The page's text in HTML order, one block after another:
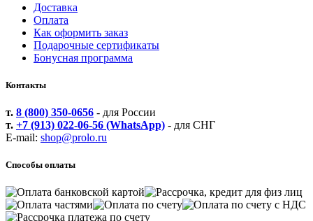
Доставка
Оплата
Как оформить заказ
Подарочные сертификаты
Бонусная программа
Контакты
т. 8 (800) 350-0656 - для России
т. +7 (913) 022-06-56 (WhatsApp) - для СНГ
E-mail: shop@prolo.ru
Способы оплаты